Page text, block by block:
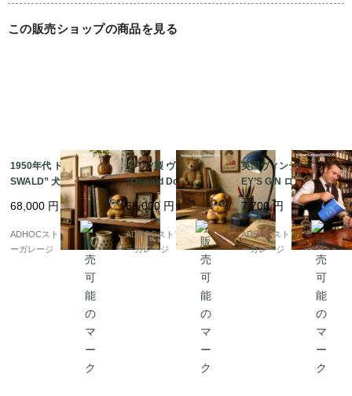
印明瞭
挿しやディスプレイにも最適
・薬剤師・医療史研究・ボトルコレクターにも注目される一
品
特筆：
白い残留物についてですが・・「LA JOUVENCE DE
L'ABBÉ SOURY」は薬草由来の強壮剤・生理活性液として
知られています。乾燥した植物エキスの成分（タンニン、樹
脂、沈殿物など）が瓶の内側にこびりついた状態。長期間放
この販売ショップの商品を見る
1950年代 ドイツ製 “O
SWALD” 犬型アイクロ
ック 木製 目玉時計｜ヴ
ィンテージ機械式置時
計 高さ11cm
68,000 円
ADHOCストア・イエロ
ーガレージ
ドイツ製 ヴィンテージ
“Oswald Dog Clock”
犬型目玉時計｜1920〜
1940年代 アンティーク
置時計 高さ11cm
68,000 円
ADHOCストア・イエロ
ーガレージ
英国ヴィンテージ GILB
EY’S GIN ロゴ入り陶器
ピッチャー（ブルー）
｜アンティーク水差
し・フラワーベース
7,700円
ADHOCストア・イエロ
ーガレージ